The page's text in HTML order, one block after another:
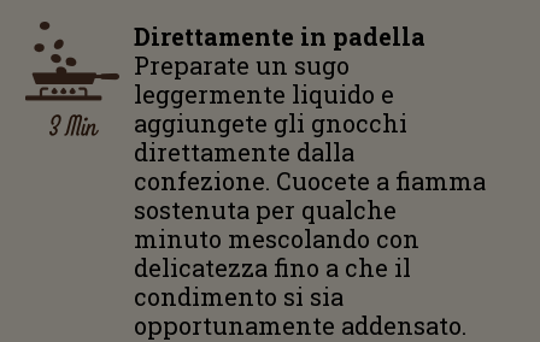
Direttamente in padella
Preparate un sugo
leggermente liquido e
aggiungete gli gnocchi
direttamente dalla
confezione. Cuocete a fiamma
sostenuta per qualche
minuto mescolando con
delicatezza fino a che il
condimento si sia
opportunamente addensato.
3 Min